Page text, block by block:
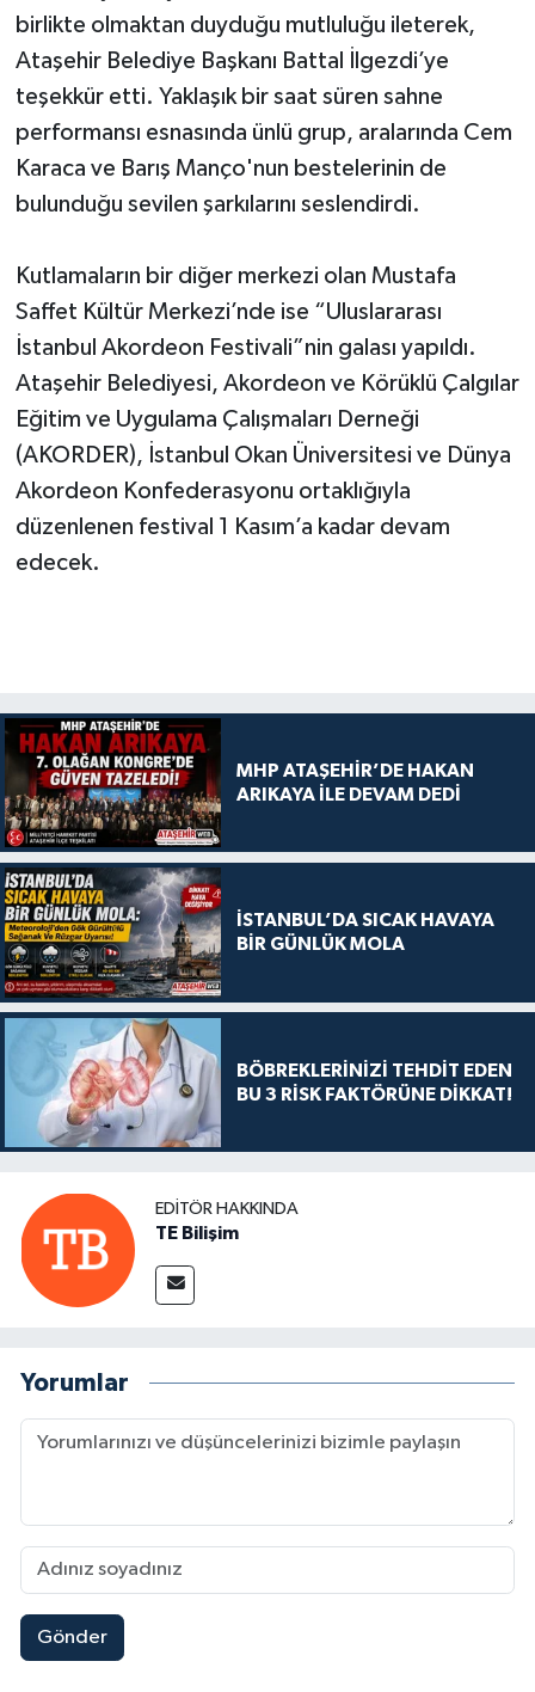
birlikte olmaktan duyduğu mutluluğu ileterek,
Ataşehir Belediye Başkanı Battal İlgezdi’ye
teşekkür etti. Yaklaşık bir saat süren sahne
performansı esnasında ünlü grup, aralarında Cem
Karaca ve Barış Manço'nun bestelerinin de
bulunduğu sevilen şarkılarını seslendirdi.
Kutlamaların bir diğer merkezi olan Mustafa
Saffet Kültür Merkezi’nde ise “Uluslararası
İstanbul Akordeon Festivali”nin galası yapıldı.
Ataşehir Belediyesi, Akordeon ve Körüklü Çalgılar
Eğitim ve Uygulama Çalışmaları Derneği
(AKORDER), İstanbul Okan Üniversitesi ve Dünya
Akordeon Konfederasyonu ortaklığıyla
düzenlenen festival 1 Kasım’a kadar devam
edecek.
MHP ATAŞEHİR’DE HAKAN
ARIKAYA İLE DEVAM DEDİ
İSTANBUL’DA SICAK HAVAYA
BİR GÜNLÜK MOLA
BÖBREKLERİNİZİ TEHDİT EDEN
BU 3 RİSK FAKTÖRÜNE DİKKAT!
EDITÖR HAKKINDA
TE Bilişim
Yorumlar
Gönder